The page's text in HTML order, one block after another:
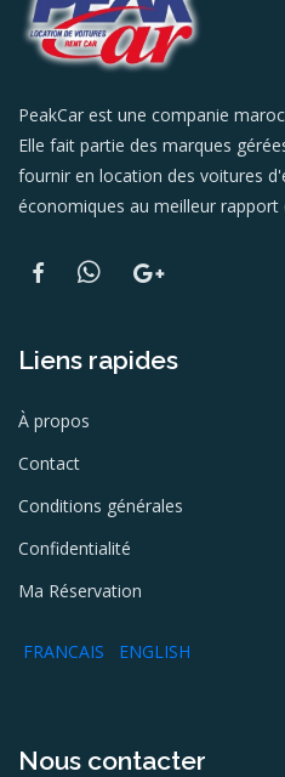
PeakCar est une companie
Elle fait partie des marques
fournir en location des voitures
économiques au meilleur rapport
Liens rapides
À propos
Contact
Conditions générales
Confidentialité
Ma Réservation
FRANCAIS ENGLISH
Nous contacter